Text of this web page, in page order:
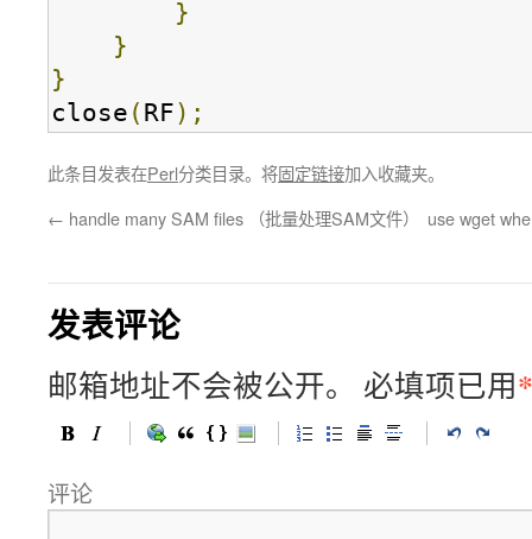
}
}
}
close ( RF);
此条目发表在Perl分类目录。将固定链接加入收藏夹。
← handle many SAM files （批量处理SAM文件） use wget
发表评论
邮箱地址不会被公开。 必填项已用*
评论